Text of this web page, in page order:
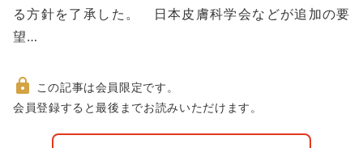
る方針を了承した。 日本皮膚科学会などが追加の要
望…
非
この記事は会員限定です。
会員登録すると最後までお読みいただけます。